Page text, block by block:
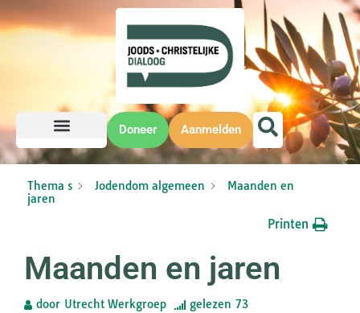
Doneer Aanmelden
Thema s Jodendom algemeen
Maanden en
jaren
Printen
Maanden en jaren
door Utrecht Werkgroep gelezen 73